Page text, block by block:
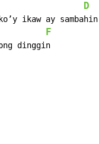
D
F
dinggin